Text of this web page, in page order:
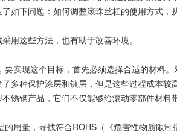
如下问题：如何调整滚珠丝杠的使用方式，
用这些方法，也有助于改善环境。
实现这个目标，首先必须选择合适的材料
多种保护涂层和镀层，但是这些过程成本较
锈钢产品，它们不仅能够给滚动零部件材料
用量，寻找符合ROHS（《危害性物质限制